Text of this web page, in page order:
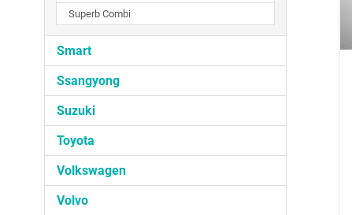
Superb Combi
Smart
Ssangyong
Suzuki
Toyota
Volkswagen
Volvo